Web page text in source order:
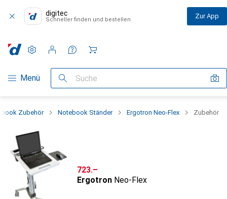
digitec
Schneller finden und bestellen Zur App
Navigation nach Kategorien
Menü Suche
Einstellungen
Kundenkonto
Vergleichslisten
Merklisten
Warenkorb
Zubehör Notebook Ständer Ergotron Neo-Flex Zubehör
CHF
723.–
Ergotron Neo-Flex